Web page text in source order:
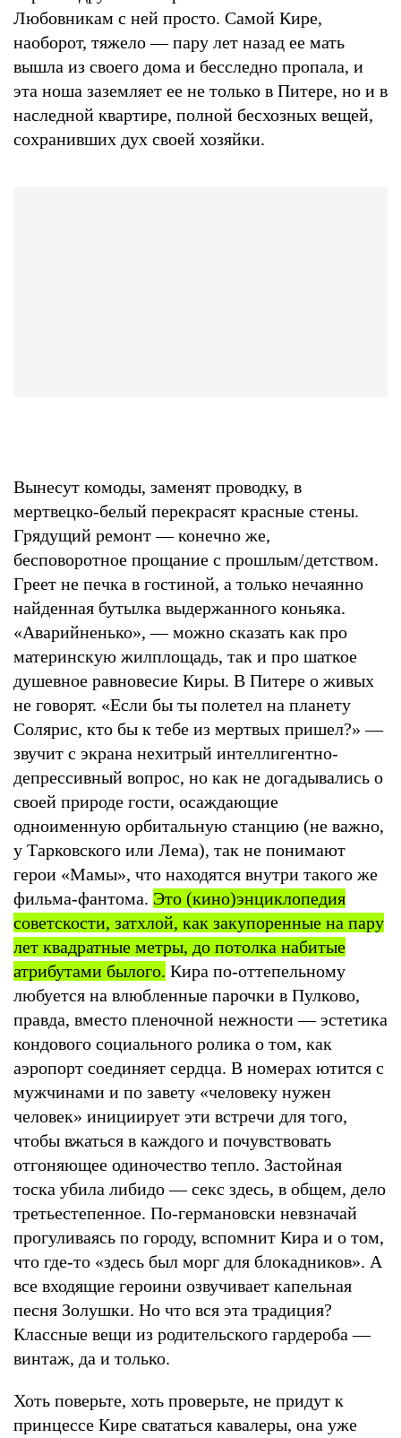
Любовникам с ней просто. Самой Кире,
наоборот, тяжело — пару лет назад ее мать
вышла из своего дома и бесследно пропала, и
эта ноша заземляет ее не только в Питере, но и в
наследной квартире, полной бесхозных вещей,
сохранивших дух своей хозяйки.
Вынесут комоды, заменят проводку, в
мертвецко-белый перекрасят красные стены.
Грядущий ремонт — конечно же,
бесповоротное прощание с прошлым/детством.
Греет не печка в гостиной, а только нечаянно
найденная бутылка выдержанного коньяка.
«Аварийненько», — можно сказать как про
материнскую жилплощадь, так и про шаткое
душевное равновесие Киры. В Питере о живых
не говорят. «Если бы ты полетел на планету
Солярис, кто бы к тебе из мертвых пришел?» —
звучит с экрана нехитрый интеллигентно-
депрессивный вопрос, но как не догадывались о
своей природе гости, осаждающие
одноименную орбитальную станцию (не важно,
у Тарковского или Лема), так не понимают
герои «Мамы», что находятся внутри такого же
фильма-фантома. Это (кино)энциклопедия
советскости, затхлой, как закупоренные на пару
лет квадратные метры, до потолка набитые
атрибутами былого. Кира по-оттепельному
любуется на влюбленные парочки в Пулково,
правда, вместо пленочной нежности — эстетика
кондового социального ролика о том, как
аэропорт соединяет сердца. В номерах ютится с
мужчинами и по завету «человеку нужен
человек» инициирует эти встречи для того,
чтобы вжаться в каждого и почувствовать
отгоняющее одиночество тепло. Застойная
тоска убила либидо — секс здесь, в общем, дело
третьестепенное. По-германовски невзначай
прогуливаясь по городу, вспомнит Кира и о том,
что где-то «здесь был морг для блокадников». А
все входящие героини озвучивает капельная
песня Золушки. Но что вся эта традиция?
Классные вещи из родительского гардероба —
винтаж, да и только.
Хоть поверьте, хоть проверьте, не придут к
принцессе Кире свататься кавалеры, она уже